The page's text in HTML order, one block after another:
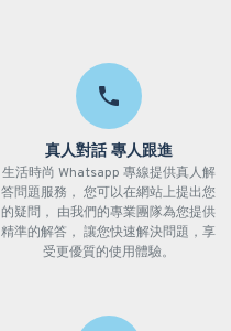
真人對話 專人跟進
生活時尚 Whatsapp 專線提供真人解
答問題服務， 您可以在網站上提出您
的疑問， 由我們的專業團隊為您提供
精準的解答， 讓您快速解決問題，享
受更優質的使用體驗。